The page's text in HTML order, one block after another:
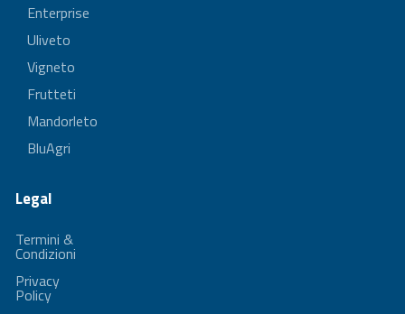
Enterprise
Uliveto
Vigneto
Frutteti
Mandorleto
BluAgri
Legal
Termini &
Condizioni
Privacy
Policy